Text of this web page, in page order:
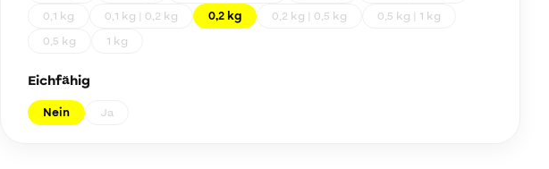
0,1 kg
0,1 kg | 0,2 kg 0,2 kg 0,2 kg | 0,5 kg
0,5 kg | 1 kg
0,5 kg
1 kg
Eichfähig
Nein Ja